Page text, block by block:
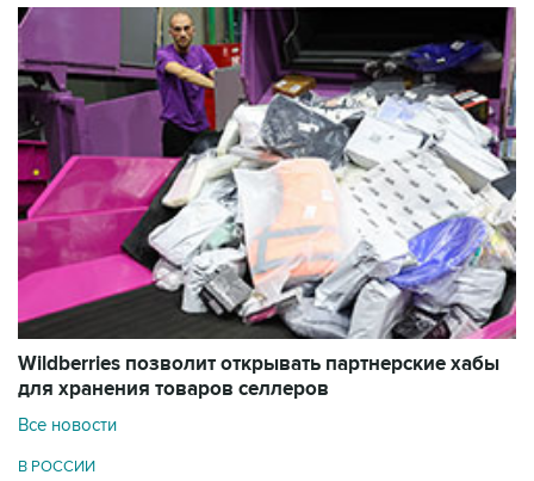
Wildberries позволит открывать партнерские хабы
для хранения товаров селлеров
Все новости
В РОССИИ